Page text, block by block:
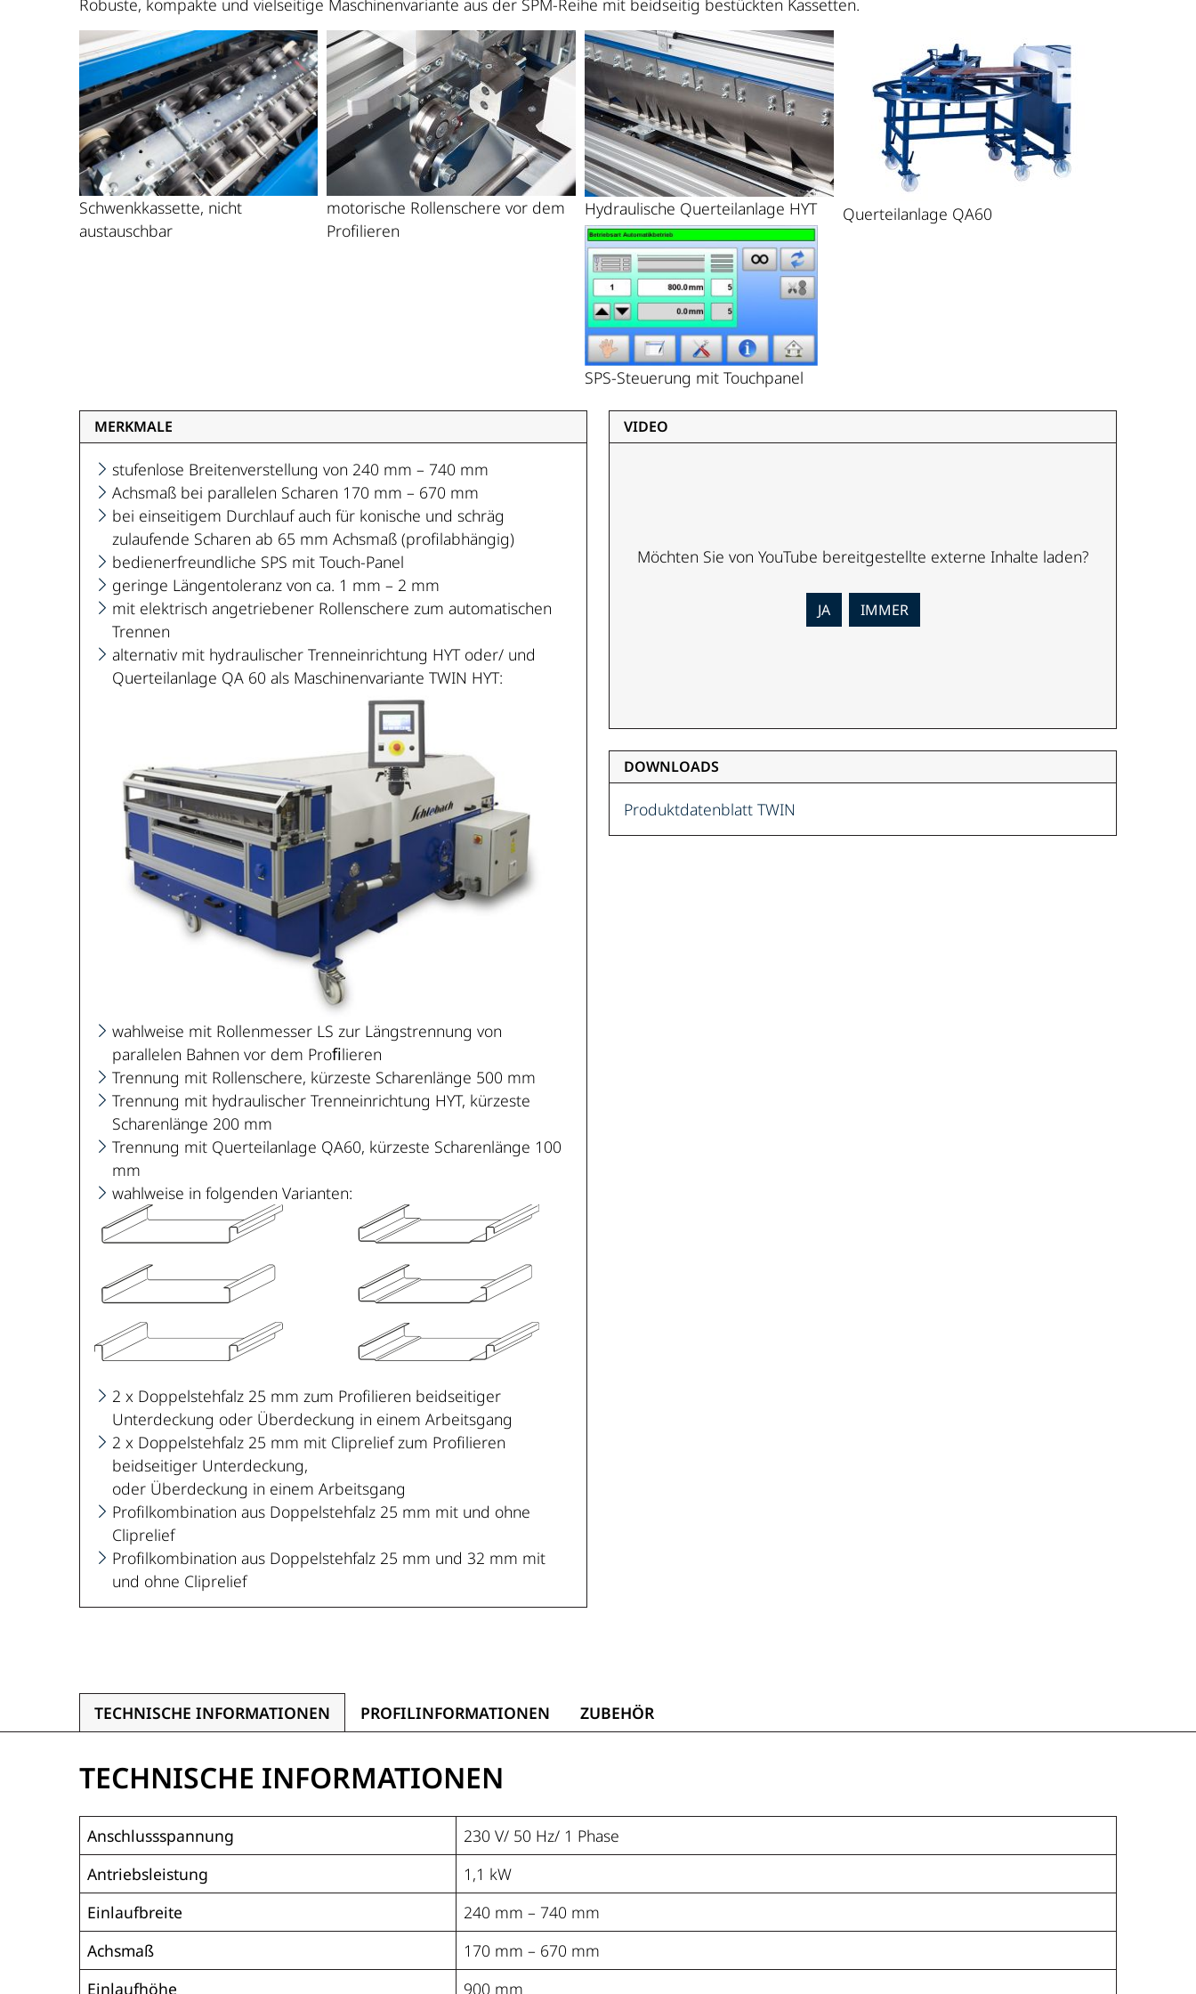
Robuste, kompakte und vielseitige Maschinenvariante aus der SPM-Reihe mit beidseitig bestückten Kassetten.
Schwenkkassette, nicht
austauschbar
motorische Rollenschere vor dem
Profilieren
Hydraulische Querteilanlage HYT Querteilanlage QA60
SPS-Steuerung mit Touchpanel
MERKMALE
stufenlose Breitenverstellung von 240 mm – 740 mm
Achsmaß bei parallelen Scharen 170 mm – 670 mm
bei einseitigem Durchlauf auch für konische und schräg
zulaufende Scharen ab 65 mm Achsmaß (profilabhängig)
bedienerfreundliche SPS mit Touch-Panel
geringe Längentoleranz von ca. 1 mm – 2 mm
mit elektrisch angetriebener Rollenschere zum automatischen
Trennen
alternativ mit hydraulischer Trenneinrichtung HYT oder/ und
Querteilanlage QA 60 als Maschinenvariante TWIN HYT:
wahlweise mit Rollenmesser LS zur Längstrennung von
parallelen Bahnen vor dem Proﬁlieren
Trennung mit Rollenschere, kürzeste Scharenlänge 500 mm
Trennung mit hydraulischer Trenneinrichtung HYT, kürzeste
Scharenlänge 200 mm
Trennung mit Querteilanlage QA60, kürzeste Scharenlänge 100
mm
wahlweise in folgenden Varianten:
2 x Doppelstehfalz 25 mm zum Profilieren beidseitiger
Unterdeckung oder Überdeckung in einem Arbeitsgang
2 x Doppelstehfalz 25 mm mit Cliprelief zum Profilieren
beidseitiger Unterdeckung,
oder Überdeckung in einem Arbeitsgang
Profilkombination aus Doppelstehfalz 25 mm mit und ohne
Cliprelief
Profilkombination aus Doppelstehfalz 25 mm und 32 mm mit
und ohne Cliprelief
VIDEO
Möchten Sie von YouTube bereitgestellte externe Inhalte laden?
JA IMMER
DOWNLOADS
Produktdatenblatt TWIN
TECHNISCHE INFORMATIONEN PROFILINFORMATIONEN ZUBEHÖR
TECHNISCHE INFORMATIONEN
Anschlussspannung
230 V/ 50 Hz/ 1 Phase
Antriebsleistung
1,1 kW
Einlaufbreite
240 mm – 740 mm
Achsmaß
170 mm – 670 mm
Einlaufhöhe
900 mm